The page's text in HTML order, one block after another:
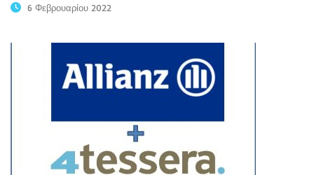
6 Φεβρουαρίου 2022